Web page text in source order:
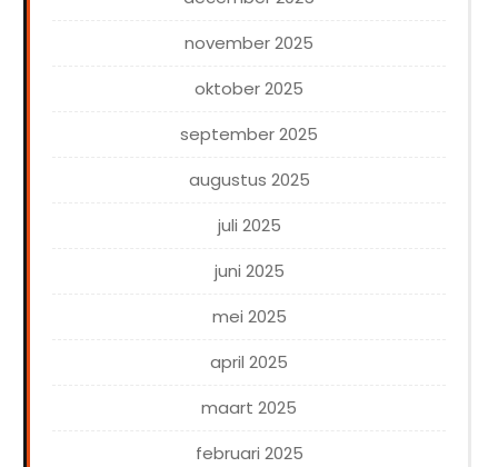
november 2025
oktober 2025
september 2025
augustus 2025
juli 2025
juni 2025
mei 2025
april 2025
maart 2025
februari 2025